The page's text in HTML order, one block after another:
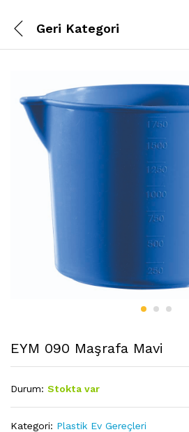
Geri Kategori
EYM 090 Maşrafa Mavi
Durum: Stokta var
Kategori: Plastik Ev Gereçleri